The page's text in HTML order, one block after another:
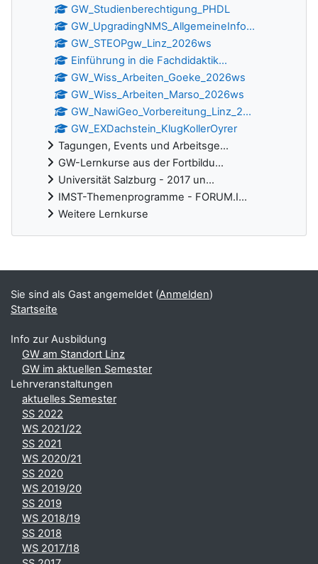
GW_Studienberechtigung_PHDL
GW_UpgradingNMS_AllgemeineInfo...
GW_STEOPgw_Linz_2026ws
Einführung in die Fachdidaktik...
GW_Wiss_Arbeiten_Goeke_2026ws
GW_Wiss_Arbeiten_Marso_2026ws
GW_NawiGeo_Vorbereitung_Linz_2...
GW_EXDachstein_KlugKollerOyrer
Tagungen, Events und Arbeitsge...
GW-Lernkurse aus der Fortbildu...
Universität Salzburg - 2017 un...
IMST-Themenprogramme - FORUM.I...
Weitere Lernkurse
Ergänzungsblöcke
Sie sind als Gast angemeldet (Anmelden)
Startseite
Info zur Ausbildung
GW am Standort Linz
GW im aktuellen Semester
Lehrveranstaltungen
aktuelles Semester
SS 2022
WS 2021/22
SS 2021
WS 2020/21
SS 2020
WS 2019/20
SS 2019
WS 2018/19
SS 2018
WS 2017/18